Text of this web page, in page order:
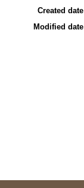
Created date
Modified date